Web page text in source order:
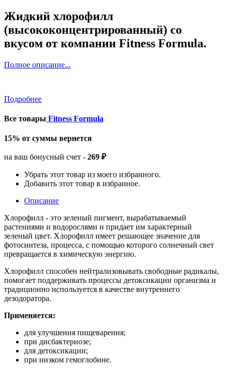
Жидкий хлорофилл
(высококонцентрированный) со
вкусом от компании Fitness Formula.
Полное описание...
Подробнее
Все товары Fitness Formula
15% от суммы вернется
на ваш бонусный счет - 269 ₽
Убрать этот товар из моего избранного.
Добавить этот товар в избранное.
Описание
Хлорофилл - это зеленый пигмент, вырабатываемый
растениями и водорослями и придает им характерный
зеленый цвет. Хлорофилл имеет решающее значение для
фотосинтеза, процесса, с помощью которого солнечный свет
превращается в химическую энергию.
Хлорофилл способен нейтрализовывать свободные радикалы,
помогает поддерживать процессы детоксикации организма и
традиционно используется в качестве внутреннего
дезодоратора.
Применяется:
для улучшения пищеварения;
при дисбактериозе;
для детоксикации;
при низком гемоглобине.